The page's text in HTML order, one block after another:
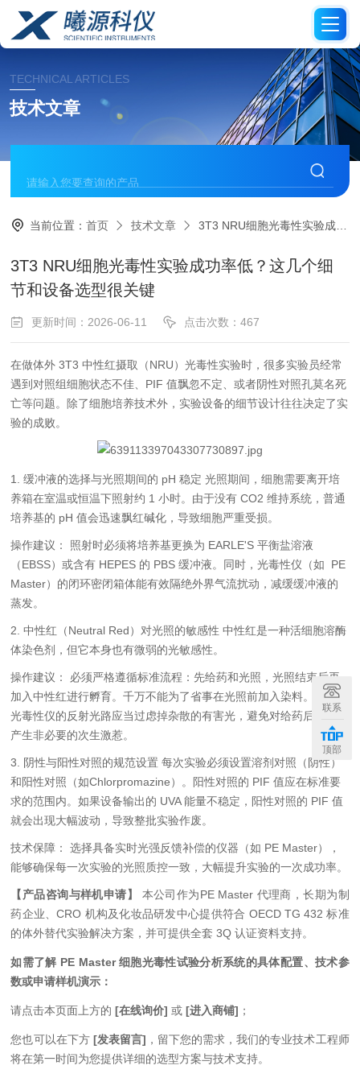
TECHNICAL ARTICLES
技术文章
当前位置：首页 技术文章 3T3 NRU细胞光毒性实验成功率低？这几个细节和设备选型很关键
3T3 NRU细胞光毒性实验成功率低？这几个细
节和设备选型很关键
更新时间：2026-06-11 点击次数：467
在做体外 3T3 中性红摄取（NRU）光毒性实验时，很多实验员经常
遇到对照组细胞状态不佳、PIF 值飘忽不定、或者阴性对照孔莫名死
亡等问题。除了细胞培养技术外，实验设备的细节设计往往决定了实
验的成败。
1. 缓冲液的选择与光照期间的 pH 稳定 光照期间，细胞需要离开培
养箱在室温或恒温下照射约 1 小时。由于没有 CO2 维持系统，普通
培养基的 pH 值会迅速飘红碱化，导致细胞严重受损。
操作建议： 照射时必须将培养基更换为 EARLE'S 平衡盐溶液
（EBSS）或含有 HEPES 的 PBS 缓冲液。同时，光毒性仪（如 PE
Master）的闭环密闭箱体能有效隔绝外界气流扰动，减缓缓冲液的
蒸发。
2. 中性红（Neutral Red）对光照的敏感性 中性红是一种活细胞溶酶
体染色剂，但它本身也有微弱的光敏感性。
操作建议： 必须严格遵循标准流程：先给药和光照，光照结束后再
加入中性红进行孵育。千万不能为了省事在光照前加入染料。同时，
光毒性仪的反射光路应当过虑掉杂散的有害光，避免对给药后的细胞
产生非必要的次生激惹。
3. 阴性与阳性对照的规范设置 每次实验必须设置溶剂对照（阴性）
和阳性对照（如Chlorpromazine）。阳性对照的 PIF 值应在标准要
求的范围内。如果设备输出的 UVA 能量不稳定，阳性对照的 PIF 值
就会出现大幅波动，导致整批实验作废。
技术保障： 选择具备实时光强反馈补偿的仪器（如 PE Master），
能够确保每一次实验的光照质控一致，大幅提升实验的一次成功率。
【产品咨询与样机申请】
本公司作为PE Master 代理商，长期为制
药企业、CRO 机构及化妆品研发中心提供符合 OECD TG 432 标准
的体外替代实验解决方案，并可提供全套 3Q 认证资料支持。
如需了解 PE Master 细胞光毒性试验分析系统的具体配置、技术参
数或申请样机演示：
请点击本页面上方的[在线询价] 或[进入商铺] ；
您也可以在下方 [发表留言] ，留下您的需求，我们的专业技术工程师
将在第一时间为您提供详细的选型方案与技术支持。
联系
顶部